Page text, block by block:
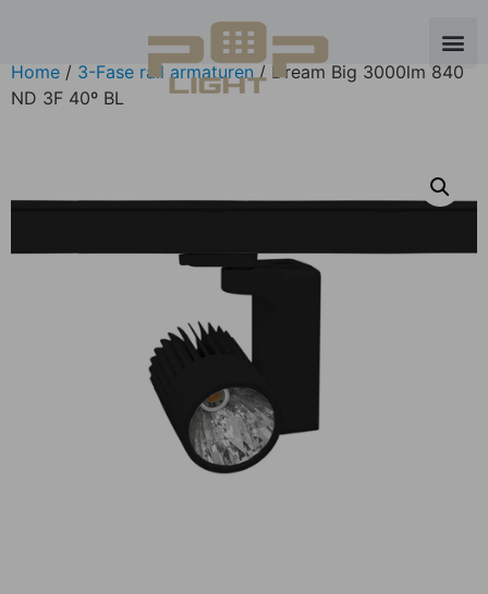
Home / 3-Fase rail armaturen / Dream Big 3000lm 840
ND 3F 40º BL